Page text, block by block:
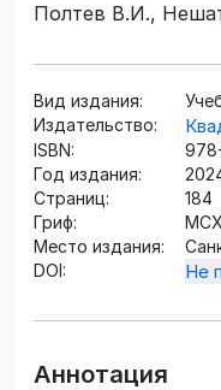
Полтев В.И.,
Вид издания:
Издательство:
ISBN:
Год издания:
Страниц:
184
Гриф:
МСХ
Место издания:
DOI:
Не
Аннотация